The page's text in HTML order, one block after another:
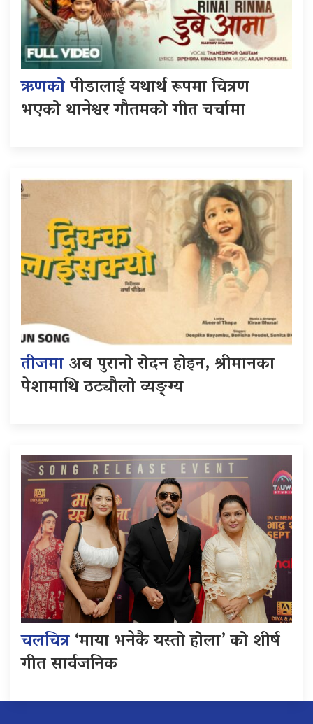
ऋणकोपीडालाई यथार्थ रूपमा चित्रण
भएको थानेश्वर गौतमको गीत चर्चामा
तीजमाअब पुरानो रोदन होइन, श्रीमानका
पेशामाथि ठट्यौलो व्यङ्ग्य
चलचित्र‘माया भनेकै यस्तो होला’ को शीर्ष
गीत सार्वजनिक